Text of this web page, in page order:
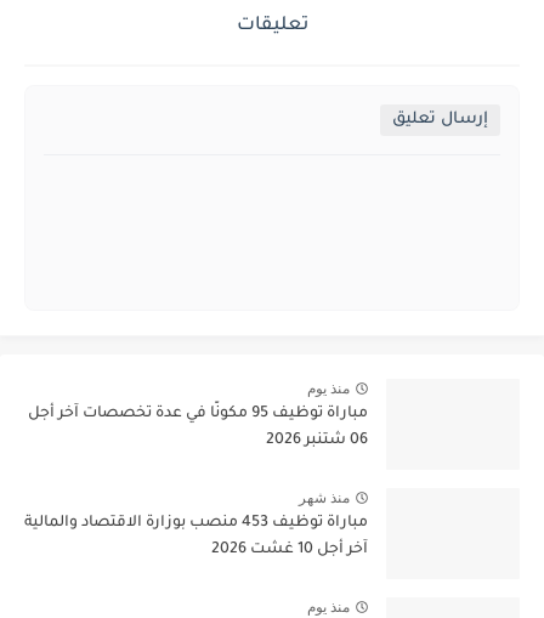
تعليقات
إرسال تعليق
منذ يوم
مباراة توظيف 95 مكونًا في عدة تخصصات آخر أجل
06 شتنبر 2026
منذ شهر
مباراة توظيف 453 منصب بوزارة الاقتصاد والمالية
آخر أجل 10 غشت 2026
منذ يوم